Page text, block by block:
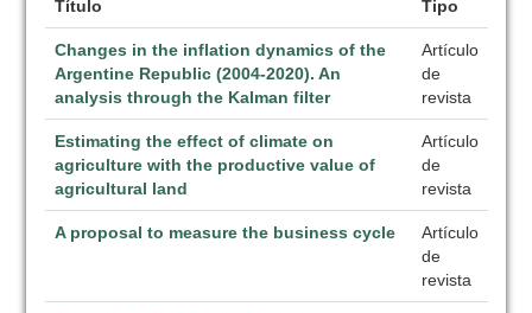
Título
Tipo
Changes in the inflation dynamics of the
Argentine Republic (2004-2020). An
analysis through the Kalman filter
Artículo
de
revista
Estimating the effect of climate on
agriculture with the productive value of
agricultural land
Artículo
de
revista
A proposal to measure the business cycle
Artículo
de
revista